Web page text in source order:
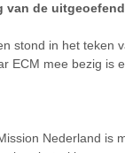
van de
stond in het teken
ECM mee bezig is
Nederland is